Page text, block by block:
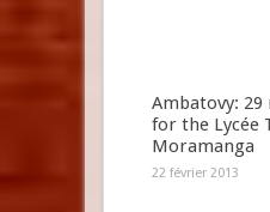
Ambatovy:
for the Lycée
Moramanga
22 février 2013